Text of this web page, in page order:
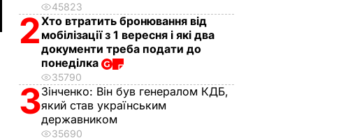
45823
2Хто втратить бронювання від
мобілізації з 1 вересня і які два
документи треба подати до
понеділка
35790
3Зінченко: Він був генералом КДБ,
який став українським
державником
35690